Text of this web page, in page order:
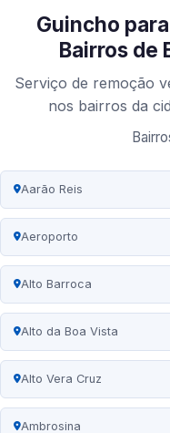
Guincho
Bairros de
Serviço de remoção
nos bairros da
Aarão Reis
Aeroporto
Alto Barroca
Alto da Boa Vista
Alto Vera Cruz
Ambrosina